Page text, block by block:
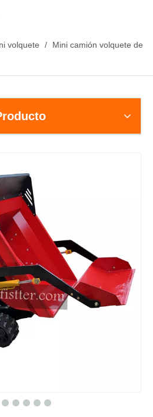
volquete /
Mini camión volquete de